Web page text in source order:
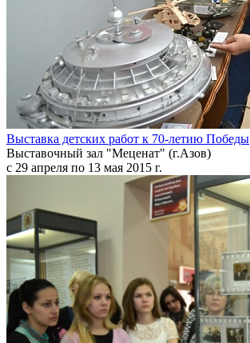
Выставка детских работ к 70-летию Победы
Выставочный зал "Меценат" (г.Азов)
с 29 апреля по 13 мая 2015 г.